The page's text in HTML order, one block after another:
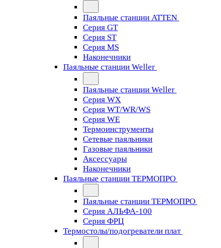
Паяльные станции ATTEN
Серия GT
Серия ST
Серия MS
Наконечники
Паяльные станции Weller
Паяльные станции Weller
Серия WX
Серия WT/WR/WS
Серия WE
Термоинструменты
Сетевые паяльники
Газовые паяльники
Аксессуары
Наконечники
Паяльные станции ТЕРМОПРО
Паяльные станции ТЕРМОПРО
Серия АЛЬФА-100
Серия ФРЦ
Термостолы/подогреватели плат